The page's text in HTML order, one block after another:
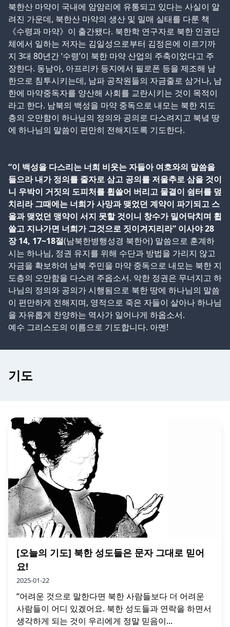
북한산 마약이 국내에 암암리에 유통되고 있다는 사실이 알
려진 가운데, 북한산 마약의 생산 및 밀매 실태를 다룬 책
《수령과 마약》이 출간됐다. 북한학 연구자로 북한 인권단
체에서 일하는 저자는 김일성으로부터 김정은에 이르기까
지 3대 80년간 ‘수령’이 북한 마약 산업의 주축이었다고 주
장한다. 동남아, 아프리카 등지에서 필로폰 등을 제조해 남
한으로 침투시키는데, 남파 공작원들의 자금줄로 삼거나, 남
한에 마약중독자를 양산해 사회를 교란시키는 것이 목적이
라고 한다. 남북의 백성을 마약 중독으로 내모는 북한 지도
층의 오만함이 하나님의 정의와 공의로 다스려지고 북녘 땅
에 하나님의 말씀이 편만히 전해지도록 기도한다.
“이 백성을 다스리는 너희 비웃는 자들아 여호와의 말씀을
들으라 내가 정의를 줄자로 삼고 공의를 저울추로 삼을 것이
니 우박이 거짓의 도피처를 휩쓸어 버리고 물결이 쉼터를 덮
치리라 그때에는 너희가 사망과 맺었던 계약이 파기되고 스
올과 맺었던 맹약이 서지 못할 것이니 창수가 밀어닥치며 휩
쓸고 지나가면 너희가 그것으로 짓이겨지리라” 이사야 28
장 14, 17~18절(남북한병행성경 북한어) 말씀으로 훈계하
시는 하나님, 정권 유지를 위해 수단과 방법을 가리지 않고
자금을 확보하여 남북 주민을 마약 중독으로 내모는 북한 지
도층의 오만함을 다스려 주옵소서. 악한 정권은 무너지고 하
나님의 정의와 공의가 시행됨으로 북한 땅에 하나님의 말씀
이 편만하게 전해지며, 영적으로 죽은 자들이 살아나 하나님
을 자유롭게 찬양하는 역사가 일어나게 하옵소서.
예수 그리스도의 이름으로 기도합니다. 아멘!
기도
[오늘의 기도] 북한 성도들은 문자 그대로 믿어
요!
2025-01-22
“어려운 것으로 말한다면 북한 사람들보다 더 어려운
사람들이 어디 있겠어요. 북한 성도들과 연락을 하면서
생각하게 되는 것이 우리에게 정말 믿음이...